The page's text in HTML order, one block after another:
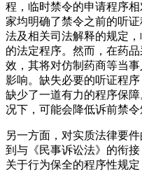
程，临时禁令的申请程序
家均明确了禁令之前的听
法及相关司法解释的规定
的法定程序。然而，在药
效，其将对仿制药商等当
影响。缺失必要的听证程
缺少了一道有力的程序保
况下，可能会降低诉前禁令
另一方面，对实质法律要
到与《民事诉讼法》的衔
关于行为保全的程序性规